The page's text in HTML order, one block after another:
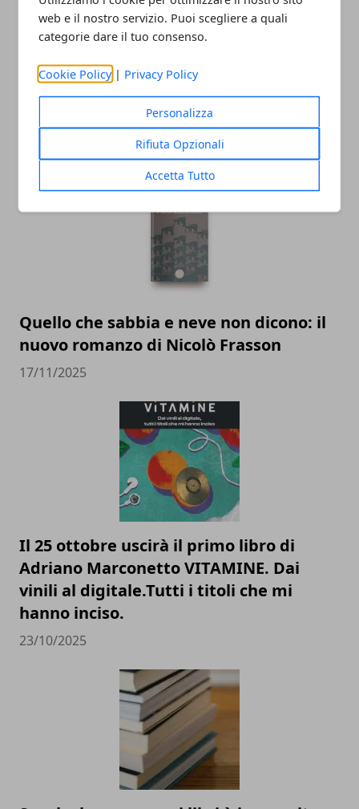
web e il nostro servizio. Puoi scegliere a quali
categorie dare il tuo consenso.
Cookie Policy | Privacy Policy
Personalizza
Rifiuta Opzionali
Accetta Tutto
ARTICOLI CORRELATI
Quello che sabbia e neve non dicono: il
nuovo romanzo di Nicolò Frasson
17/11/2025
Il 25 ottobre uscirà il primo libro di
Adriano Marconetto VITAMINE. Dai
vinili al digitale.Tutti i titoli che mi
hanno inciso.
23/10/2025